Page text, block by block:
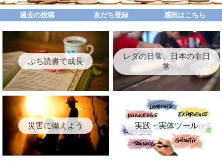
過去の投稿 友だち登録 感想はこちら
ぷち読書で成長
レダの日常、日本の非日
常
災害に備えよう 実践・実体ツール